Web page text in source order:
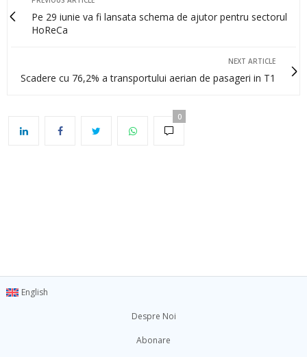
Pe 29 iunie va fi lansata schema de ajutor pentru sectorul
HoReCa
NEXT ARTICLE
Scadere cu 76,2% a transportului aerian de pasageri in T1
0
English
Despre Noi
Abonare